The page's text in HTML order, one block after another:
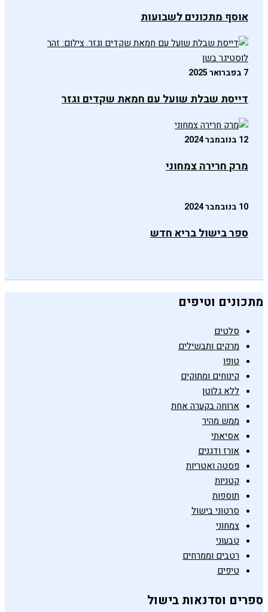
אוסף מתכונים לשבועות
7 בפברואר 2025
דייסת שבלת שועל עם חמאת שקדים וגזר
12 בנובמבר 2024
מרק חרירה צמחוני
10 בנובמבר 2024
ספר בישול בריא חדש
מתכונים וטיפים
סלטים
מרקים ותבשילים
טופו
קינוחים ומתוקים
ללא גלוטן
ארוחה בקערה אחת
ממש מהיר
אסיאתי
אורז ודגנים
פסטה ואטריות
קטניות
תוספות
סרטוני בישול
צמחוני
טבעוני
רטבים וממרחים
טיפים
ספרים וסדנאות בישול